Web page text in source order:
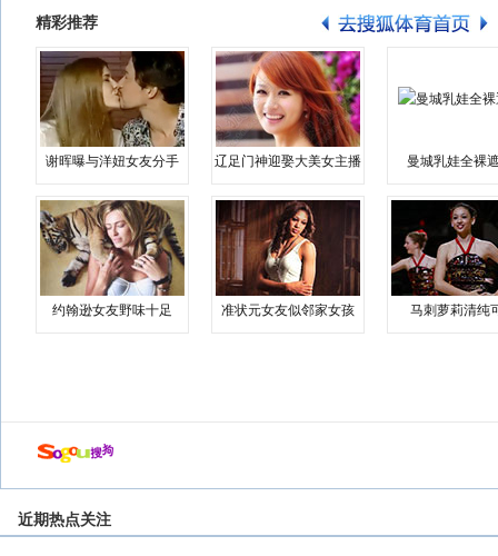
精彩推荐
谢晖曝与洋妞女友分手 辽足门神迎娶大美女主播 曼城乳娃全裸
约翰逊女友野味十足 准状元女友似邻家女孩 马刺萝莉清纯
近期热点关注